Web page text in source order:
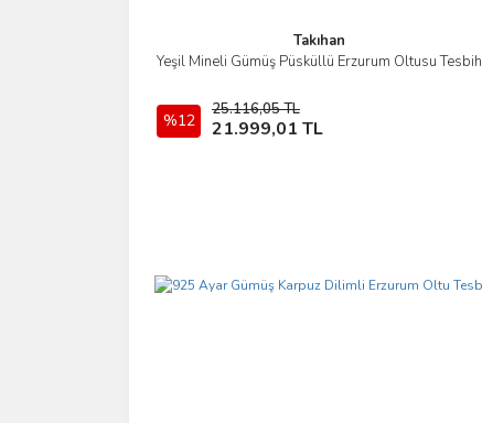
Takıhan
Yeşil Mineli Gümüş Püsküllü Erzurum Oltusu Tesbih
%12
25.116,05 TL
21.999,01 TL
İncele
Sepete Ekle